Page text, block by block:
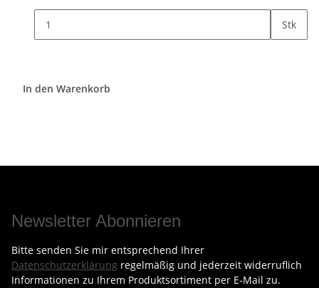
Stk
In den Warenkorb
Newsletter Abonnieren
Bitte senden Sie mir entsprechend Ihrer
Datenschutzerklärung regelmäßig und jederzeit widerruflich
Informationen zu Ihrem Produktsortiment per E-Mail zu.